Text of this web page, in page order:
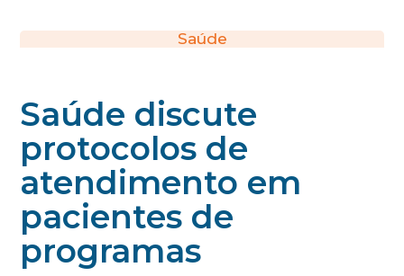
Saúde
Saúde discute
protocolos de
atendimento em
pacientes de
programas